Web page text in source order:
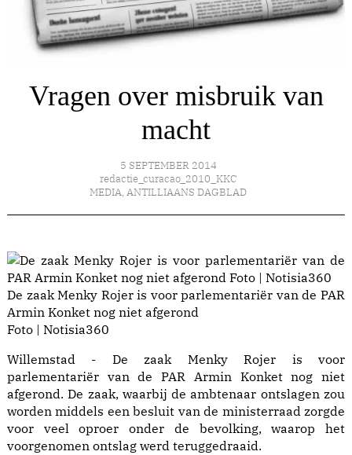
Vragen over misbruik van
macht
5 SEPTEMBER 2014
redactie_curacao_2010_KKC
MEDIA, ANTILLIAANS DAGBLAD
De zaak Menky Rojer is voor parlementariër van de PAR
Armin Konket nog niet afgerond
Foto | Notisia360
Willemstad - De zaak Menky Rojer is voor
parlementariër van de PAR Armin Konket nog niet
afgerond. De zaak, waarbij de ambtenaar ontslagen zou
worden middels een besluit van de ministerraad zorgde
voor veel oproer onder de bevolking, waarop het
voorgenomen ontslag werd teruggedraaid.